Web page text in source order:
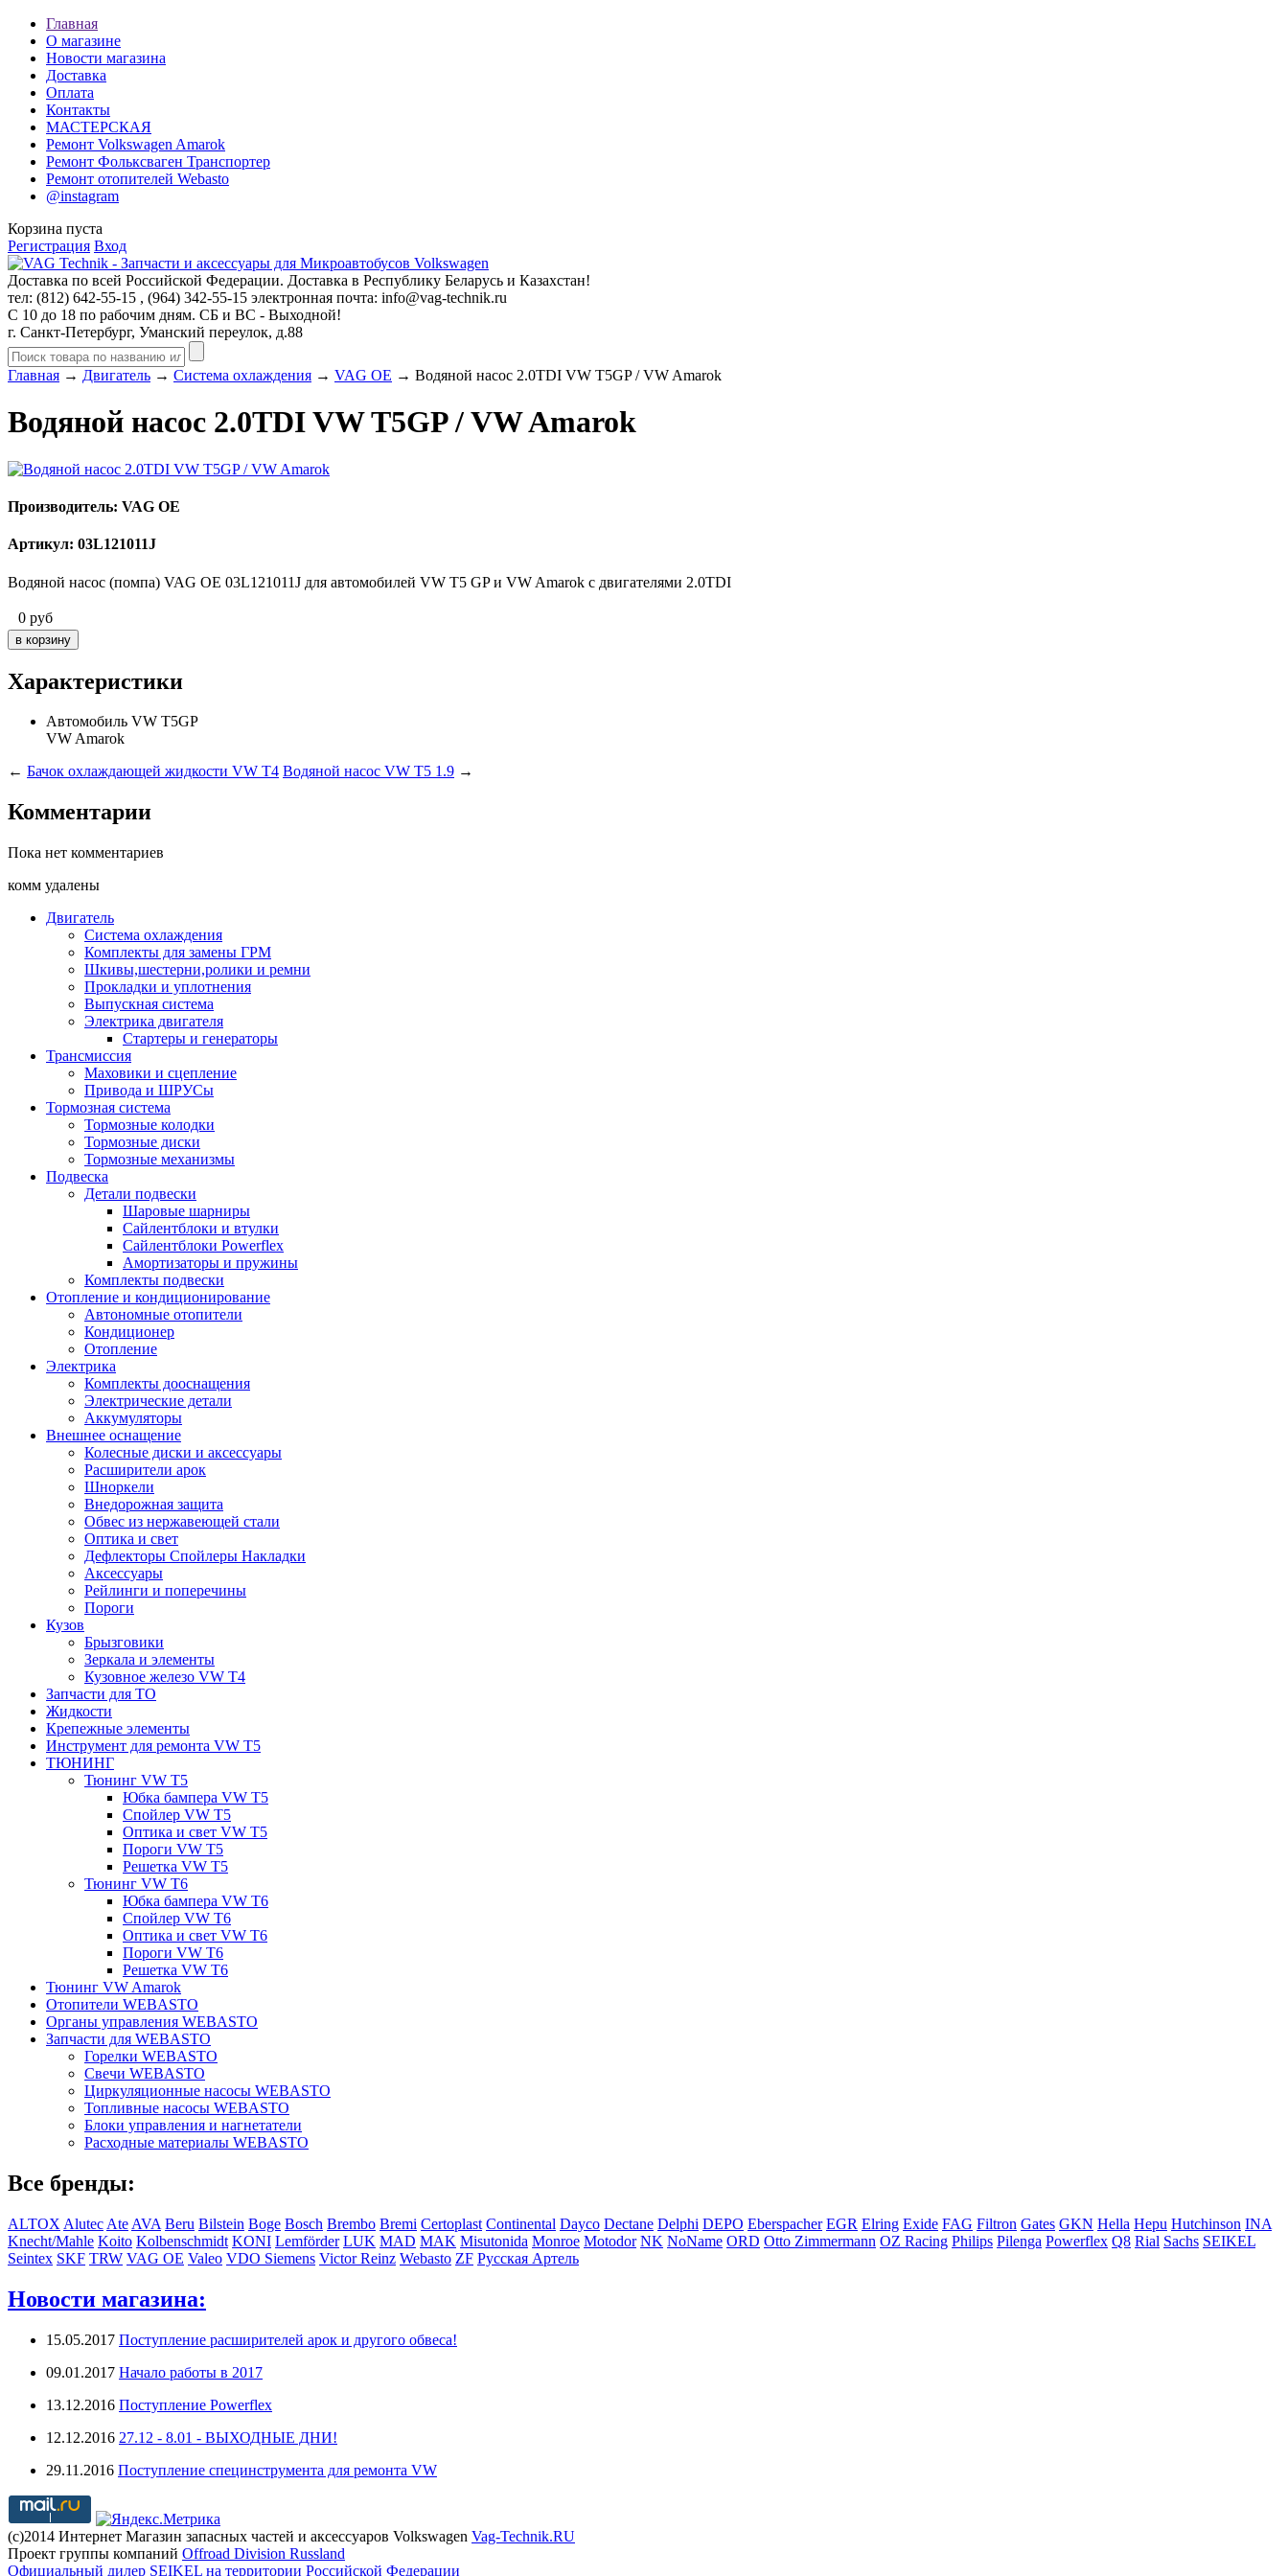
Главная
О магазине
Новости магазина
Доставка
Оплата
Контакты
МАСТЕРСКАЯ
Ремонт Volkswagen Amarok
Ремонт Фольксваген Транспортер
Ремонт отопителей Webasto
@instagram
Корзина пуста
Регистрация Вход
Доставка по всей Российской Федерации. Доставка в Республику Беларусь и Казахстан!
тел: (812) 642-55-15 , (964) 342-55-15 электронная почта: info@vag-technik.ru
С 10 до 18 по рабочим дням. СБ и ВС - Выходной!
г. Санкт-Петербург, Уманский переулок, д.88
Главная → Двигатель → Система охлаждения → VAG OE → Водяной насос 2.0TDI VW T5GP / VW Amarok
Водяной насос 2.0TDI VW T5GP / VW Amarok
Производитель: VAG OE
Артикул: 03L121011J
Водяной насос (помпа) VAG OE 03L121011J для автомобилей VW T5 GP и VW Amarok с двигателями 2.0TDI
0 руб
Характеристики
Автомобиль VW T5GP
VW Amarok
← Бачок охлаждающей жидкости VW T4 Водяной насос VW T5 1.9 →
Комментарии
Пока нет комментариев
комм удалены
Двигатель
Система охлаждения
Комплекты для замены ГРМ
Шкивы,шестерни,ролики и ремни
Прокладки и уплотнения
Выпускная система
Электрика двигателя
Стартеры и генераторы
Трансмиссия
Маховики и сцепление
Привода и ШРУСы
Тормозная система
Тормозные колодки
Тормозные диски
Тормозные механизмы
Подвеска
Детали подвески
Шаровые шарниры
Сайлентблоки и втулки
Сайлентблоки Powerflex
Амортизаторы и пружины
Комплекты подвески
Отопление и кондиционирование
Автономные отопители
Кондиционер
Отопление
Электрика
Комплекты дооснащения
Электрические детали
Аккумуляторы
Внешнее оснащение
Колесные диски и аксессуары
Расширители арок
Шноркели
Внедорожная защита
Обвес из нержавеющей стали
Оптика и свет
Дефлекторы Спойлеры Накладки
Аксессуары
Рейлинги и поперечины
Пороги
Кузов
Брызговики
Зеркала и элементы
Кузовное железо VW T4
Запчасти для ТО
Жидкости
Крепежные элементы
Инструмент для ремонта VW T5
ТЮНИНГ
Тюнинг VW T5
Юбка бампера VW T5
Спойлер VW T5
Оптика и свет VW T5
Пороги VW T5
Решетка VW T5
Тюнинг VW T6
Юбка бампера VW T6
Спойлер VW T6
Оптика и свет VW T6
Пороги VW T6
Решетка VW T6
Тюнинг VW Amarok
Отопители WEBASTO
Органы управления WEBASTO
Запчасти для WEBASTO
Горелки WEBASTO
Свечи WEBASTO
Циркуляционные насосы WEBASTO
Топливные насосы WEBASTO
Блоки управления и нагнетатели
Расходные материалы WEBASTO
Все бренды:
ALTOX Alutec Ate AVA Beru Bilstein Boge Bosch Brembo Bremi Certoplast Continental Dayco Dectane Delphi DEPO Eberspacher EGR Elring Exide FAG Filtron Gates GKN Hella Hepu Hutchinson INA
Knecht/Mahle Koito Kolbenschmidt KONI Lemförder LUK MAD MAK Misutonida Monroe Motodor NK NoName ORD Otto Zimmermann OZ Racing Philips Pilenga Powerflex Q8 Rial Sachs SEIKEL
Seintex SKF TRW VAG OE Valeo VDO Siemens Victor Reinz Webasto ZF Русская Артель
Новости магазина:
15.05.2017 Поступление расширителей арок и другого обвеса!
09.01.2017 Начало работы в 2017
13.12.2016 Поступление Powerflex
12.12.2016 27.12 - 8.01 - ВЫХОДНЫЕ ДНИ!
29.11.2016 Поступление специнструмента для ремонта VW
(с)2014 Интернет Магазин запасных частей и аксессуаров Volkswagen Vag-Technik.RU
Проект группы компаний Offroad Division Russland
Официальный дилер SEIKEL на территории Российской Федерации